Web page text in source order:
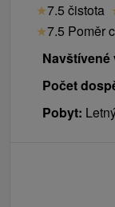
★7.5 čistota
★7.5 Poměr
Navštívené
Počet
Pobyt: